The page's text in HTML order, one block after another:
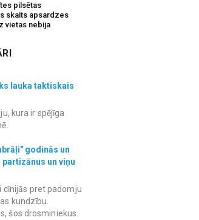
pilsētas
skaits apsardzes
vietas nebija
lauka taktiskais
kura ir spējīga
godinās un
un viņu
cīnijās pret padomju
kundzību.
šos drosminiekus.